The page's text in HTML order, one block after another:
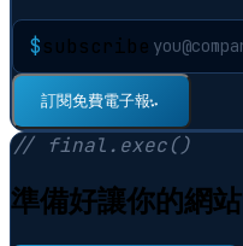
$subscribe
訂閱免費電子報⠋
// final.exec()
準備好讓你的網